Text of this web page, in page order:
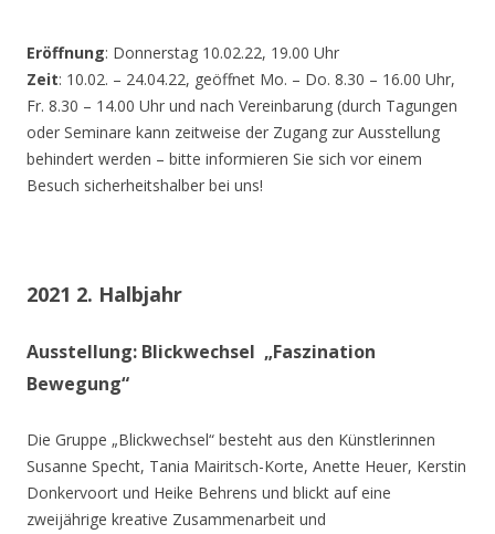
Eröffnung: Donnerstag 10.02.22, 19.00 Uhr
Zeit: 10.02. – 24.04.22, geöffnet Mo. – Do. 8.30 – 16.00 Uhr,
Fr. 8.30 – 14.00 Uhr und nach Vereinbarung (durch Tagungen
oder Seminare kann zeitweise der Zugang zur Ausstellung
behindert werden – bitte informieren Sie sich vor einem
Besuch sicherheitshalber bei uns!
2021 2. Halbjahr
Ausstellung: Blickwechsel „Faszination
Bewegung“
Die Gruppe „Blickwechsel“ besteht aus den Künstlerinnen
Susanne Specht, Tania Mairitsch-Korte, Anette Heuer, Kerstin
Donkervoort und Heike Behrens und blickt auf eine
zweijährige kreative Zusammenarbeit und